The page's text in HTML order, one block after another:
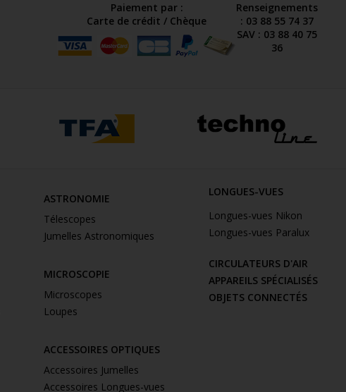
Paiement par :
Carte de crédit / Chèque
Renseignements
: 03 88 55 74 37
SAV : 03 88 40 75
36
ASTRONOMIE
Télescopes
Jumelles Astronomiques
MICROSCOPIE
Microscopes
Loupes
ACCESSOIRES OPTIQUES
Accessoires Jumelles
Accessoires Longues-vues
LONGUES-VUES
Longues-vues Nikon
Longues-vues Paralux
CIRCULATEURS D'AIR
APPAREILS SPÉCIALISÉS
OBJETS CONNECTÉS